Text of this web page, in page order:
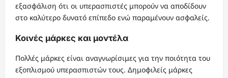
εξασφάλιση ότι οι υπερασπιστές μπορούν να αποδίδουν
στο καλύτερο δυνατό επίπεδο ενώ παραμένουν ασφαλείς.
Κοινές μάρκες και μοντέλα
Πολλές μάρκες είναι αναγνωρίσιμες για την ποιότητα του
εξοπλισμού υπερασπιστών τους. Δημοφιλείς μάρκες